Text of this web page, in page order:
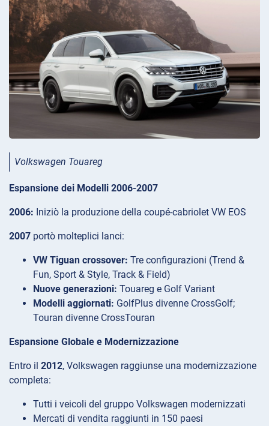
Volkswagen Touareg
Espansione dei Modelli 2006-2007
2006: Iniziò la produzione della coupé-cabriolet VW EOS
2007 portò molteplici lanci:
VW Tiguan crossover: Tre configurazioni (Trend &
Fun, Sport & Style, Track & Field)
Nuove generazioni: Touareg e Golf Variant
Modelli aggiornati: GolfPlus divenne CrossGolf;
Touran divenne CrossTouran
Espansione Globale e Modernizzazione
Entro il 2012, Volkswagen raggiunse una modernizzazione
completa:
Tutti i veicoli del gruppo Volkswagen modernizzati
Mercati di vendita raggiunti in 150 paesi